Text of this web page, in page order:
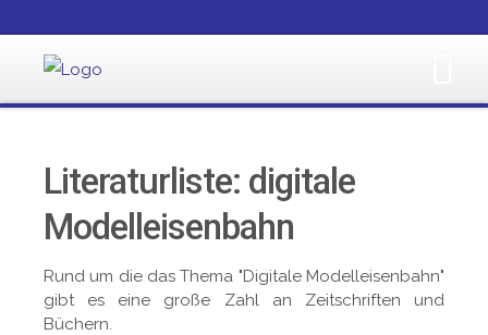
Literaturliste: digitale
Modelleisenbahn
Rund um die das Thema "Digitale Modelleisenbahn"
gibt es eine große Zahl an Zeitschriften und
Büchern.